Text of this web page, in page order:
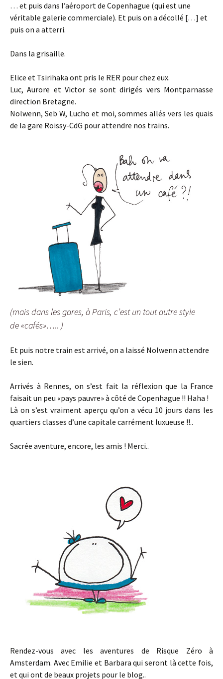
… et puis dans l’aéroport de Copenhague (qui est une
véritable galerie commerciale). Et puis on a décollé […] et
puis on a atterri.
Dans la grisaille.
Elice et Tsirihaka ont pris le RER pour chez eux.
Luc, Aurore et Victor se sont dirigés vers Montparnasse
direction Bretagne.
Nolwenn, Seb W, Lucho et moi, sommes allés vers les quais
de la gare Roissy-CdG pour attendre nos trains.
(mais dans les gares, à Paris, c’est un tout autre style
de «cafés»….. )
Et puis notre train est arrivé, on a laissé Nolwenn attendre
le sien.
Arrivés à Rennes, on s’est fait la réflexion que la France
faisait un peu «pays pauvre» à côté de Copenhague !! Haha !
Là on s’est vraiment aperçu qu’on a vécu 10 jours dans les
quartiers classes d’une capitale carrément luxueuse !!..
Sacrée aventure, encore, les amis ! Merci..
Rendez-vous avec les aventures de Risque Zéro à
Amsterdam. Avec Emilie et Barbara qui seront là cette fois,
et qui ont de beaux projets pour le blog..